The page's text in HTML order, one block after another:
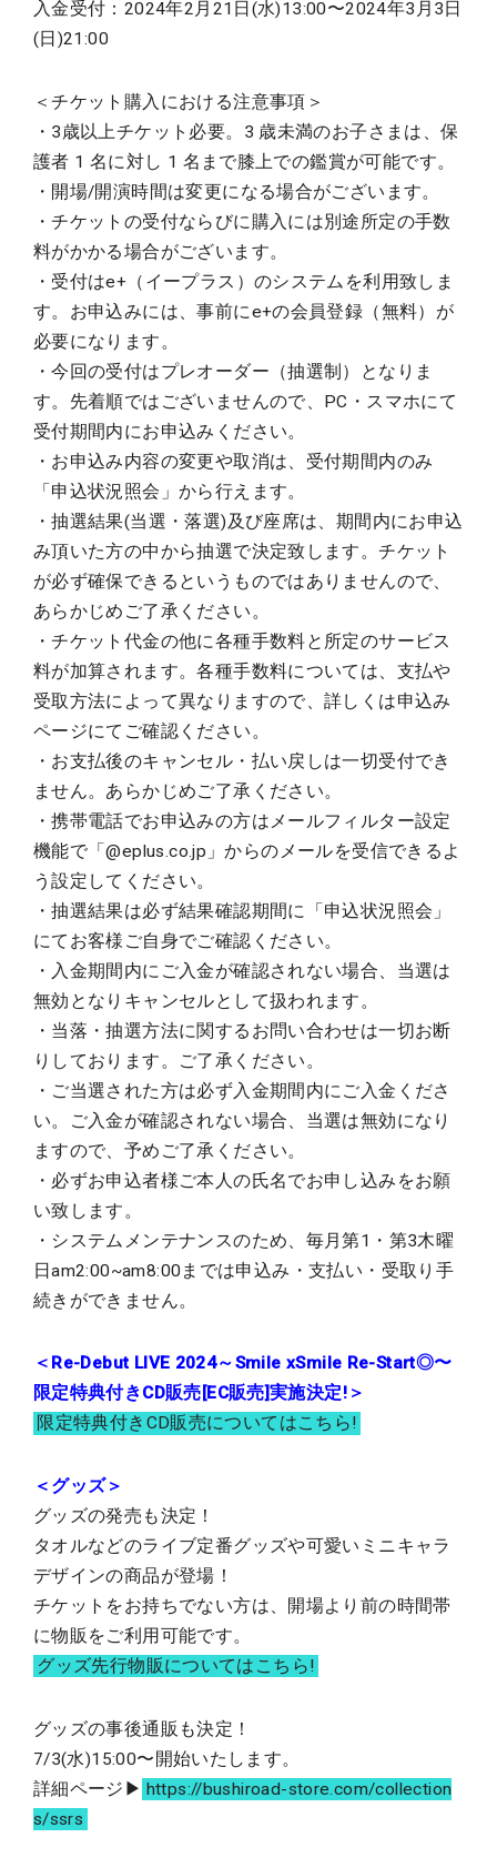
入金受付：2024年2月21日(水)13:00〜2024年3月3日
(日)21:00
＜チケット購入における注意事項＞
・3歳以上チケット必要。3 歳未満のお子さまは、保
護者 1 名に対し 1 名まで膝上での鑑賞が可能です。
・開場/開演時間は変更になる場合がございます。
・チケットの受付ならびに購入には別途所定の手数
料がかかる場合がございます。
・受付はe+（イープラス）のシステムを利用致しま
す。お申込みには、事前にe+の会員登録（無料）が
必要になります。
・今回の受付はプレオーダー（抽選制）となりま
す。先着順ではございませんので、PC・スマホにて
受付期間内にお申込みください。
・お申込み内容の変更や取消は、受付期間内のみ
「申込状況照会」から行えます。
・抽選結果(当選・落選)及び座席は、期間内にお申込
み頂いた方の中から抽選で決定致します。チケット
が必ず確保できるというものではありませんので、
あらかじめご了承ください。
・チケット代金の他に各種手数料と所定のサービス
料が加算されます。各種手数料については、支払や
受取方法によって異なりますので、詳しくは申込み
ページにてご確認ください。
・お支払後のキャンセル・払い戻しは一切受付でき
ません。あらかじめご了承ください。
・携帯電話でお申込みの方はメールフィルター設定
機能で「@eplus.co.jp」からのメールを受信できるよ
う設定してください。
・抽選結果は必ず結果確認期間に「申込状況照会」
にてお客様ご自身でご確認ください。
・入金期間内にご入金が確認されない場合、当選は
無効となりキャンセルとして扱われます。
・当落・抽選方法に関するお問い合わせは一切お断
りしております。ご了承ください。
・ご当選された方は必ず入金期間内にご入金くださ
い。ご入金が確認されない場合、当選は無効になり
ますので、予めご了承ください。
・必ずお申込者様ご本人の氏名でお申し込みをお願
い致します。
・システムメンテナンスのため、毎月第1・第3木曜
日am2:00~am8:00までは申込み・支払い・受取り手
続きができません。
＜Re-Debut LIVE 2024～Smile xSmile Re-Start◎〜
限定特典付きCD販売[EC販売]実施決定!＞
限定特典付きCD販売についてはこちら!
＜グッズ＞
グッズの発売も決定！
タオルなどのライブ定番グッズや可愛いミニキャラ
デザインの商品が登場！
チケットをお持ちでない方は、開場より前の時間帯
に物販をご利用可能です。
グッズ先行物販についてはこちら!
グッズの事後通販も決定！
7/3(水)15:00〜開始いたします。
詳細ページ▶︎ https://bushiroad-store.com/collection
s/ssrs